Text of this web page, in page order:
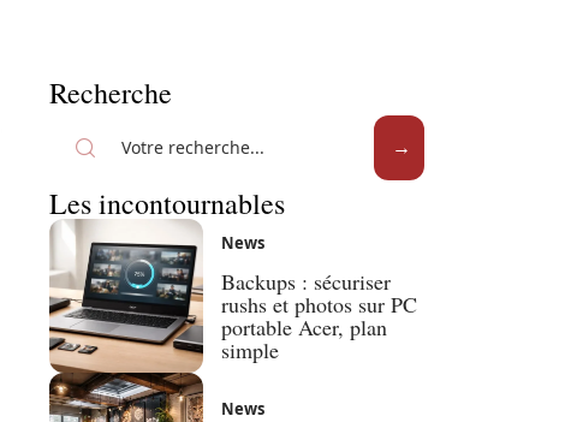
Recherche
Les incontournables
News
Backups : sécuriser
rushs et photos sur PC
portable Acer, plan
simple
News